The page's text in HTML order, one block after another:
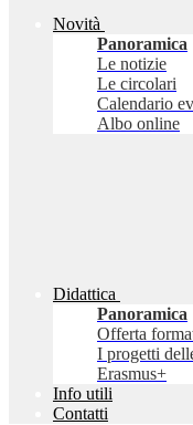
Novità
Panoramica
Le notizie
Le circolari
Calendario
Albo online
Didattica
Panoramica
Offerta
I progetti
Erasmus+
Info utili
Contatti